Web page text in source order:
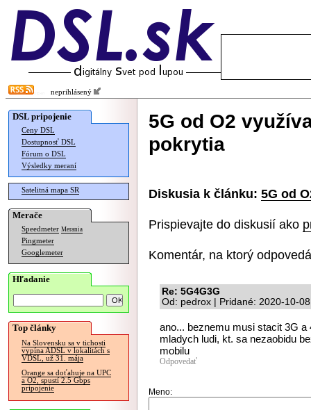
neprihlásený
DSL pripojenie
Ceny DSL
Dostupnosť DSL
Fórum o DSL
Výsledky meraní
Satelitná mapa SR
Merače
Speedmeter Merania
Pingmeter
Googlemeter
Hľadanie
Top články
Na Slovensku sa v tichosti
vypína ADSL v lokalitách s
VDSL, už 31. mája
Orange sa doťahuje na UPC
a O2, spustí 2.5 Gbps
pripojenie
5G od O2
pokrytia
Diskusia k článku: 5G od
Prispievajte do diskusií ako
Komentár, na ktorý
Re: 5G4G3G
Od: pedrox | Pridané: 2020-10-
ano... beznemu musi stacit 3G
mladych ludi, kt. sa nezaobidu
mobilu
Odpovedať
Meno: